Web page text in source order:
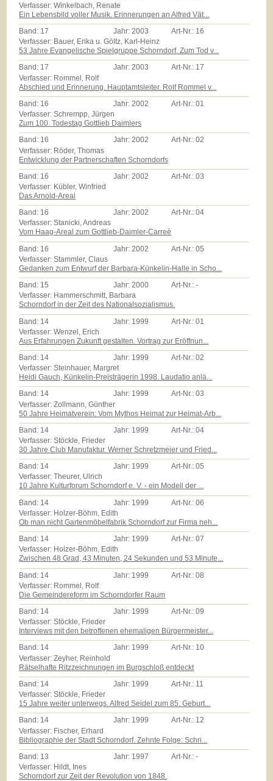
Verfasser: Winkelbach, Renate
Ein Lebensbild voller Musik. Erinnerungen an Alfred Vät...
Band: 17 Jahr:2003 Art-Nr.: 16
Verfasser: Bauer, Erika u. Göltz, Karl-Heinz
53 Jahre Evangelische Spielgruppe Schorndorf. Zum Tod v...
Band: 17 Jahr:2003 Art-Nr.: 17
Verfasser: Rommel, Rolf
Abschied und Erinnerung. Hauptamtsleiter. Rolf Rommel v...
Band: 16 Jahr:2002 Art-Nr.:01
Verfasser: Schrempp, Jürgen
Zum 100. Todestag Gottlieb Daimlers
Band: 16 Jahr:2002 Art-Nr.:02
Verfasser: Röder, Thomas
Entwicklung der Partnerschaften Schorndorfs
Band: 16 Jahr: 2002 Art-Nr.:03
Verfasser: Kübler, Winfried
Das Arnold-Areal
Band: 16 Jahr:2002 Art-Nr.:04
Verfasser: Stanicki, Andreas
Vom Haag-Areal zum Gottlieb-Daimler-Carreè
Band: 16 Jahr: 2002 Art-Nr.:05
Verfasser: Stammler, Claus
Gedanken zum Entwurf der Barbara-Künkelin-Halle in Scho...
Band: 15 Jahr:2000 Art-Nr.:-
Verfasser: Hammerschmitt, Barbara
Schorndorf in der Zeit des Nationalsozialismus.
Band: 14 Jahr: 1999 Art-Nr.:01
Verfasser: Wenzel, Erich
Aus Erfahrungen Zukunft gestalten. Vortrag zur Eröffnun...
Band: 14 Jahr: 1999 Art-Nr.:02
Verfasser: Steinhauer, Margret
Heidi Gauch, Künkelin-Preisträgerin 1998. Laudatio anlä...
Band: 14 Jahr: 1999 Art-Nr.:03
Verfasser: Zollmann, Günther
50 Jahre Heimatverein: Vom Mythos Heimat zur Heimat-Arb...
Band: 14 Jahr: 1999 Art-Nr.:04
Verfasser: Stöckle, Frieder
30 Jahre Club Manufaktur. Werner Schretzmeier und Fried...
Band: 14 Jahr: 1999 Art-Nr.:05
Verfasser: Theurer, Ulrich
10 Jahre Kulturforum Schorndorf e. V. - ein Modell der ...
Band: 14 Jahr: 1999 Art-Nr.:06
Verfasser: Holzer-Böhm, Edith
Ob man nicht Gartenmöbelfabrik Schorndorf zur Firma neh...
Band: 14 Jahr: 1999 Art-Nr.:07
Verfasser: Holzer-Böhm, Edith
Zwischen 48 Grad, 43 Minuten, 24 Sekunden und 53 Minute...
Band: 14 Jahr: 1999 Art-Nr.:08
Verfasser: Rommel, Rolf
Die Gemeindereform im Schorndorfer Raum
Band: 14 Jahr: 1999 Art-Nr.:09
Verfasser: Stöckle, Frieder
Interviews mit den betroffenen ehemaligen Bürgermeister...
Band: 14 Jahr: 1999 Art-Nr.: 10
Verfasser: Zeyher, Reinhold
Rätselhafte Ritzzeichnungen im Burgschloß entdeckt
Band: 14 Jahr: 1999 Art-Nr.: 11
Verfasser: Stöckle, Frieder
15 Jahre weiter unterwegs. Alfred Seidel zum 85. Geburt...
Band: 14 Jahr: 1999 Art-Nr.: 12
Verfasser: Fischer, Erhard
Bibliographie der Stadt Schorndorf. Zehnte Folge: Schri...
Band: 13 Jahr: 1997 Art-Nr.:-
Verfasser: Hildt, Ines
Schorndorf zur Zeit der Revolution von 1848.